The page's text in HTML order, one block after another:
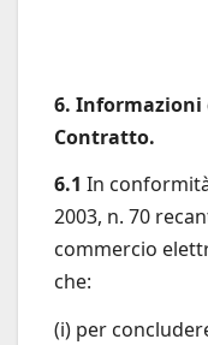
6. Informazioni
Contratto.
6.1 In
2003, n. 70
commercio
che:
(i) per